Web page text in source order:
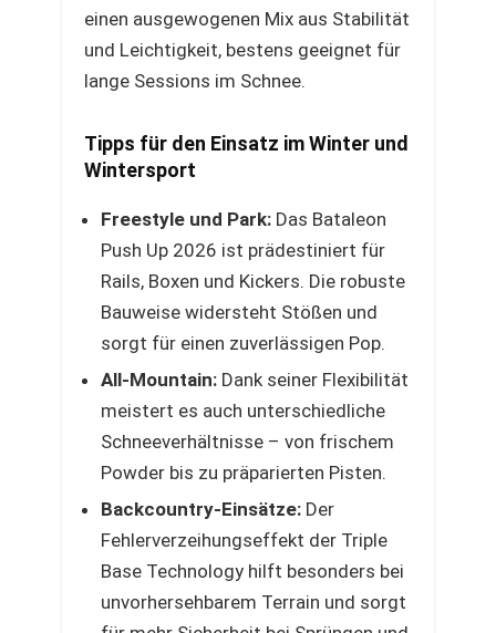
einen ausgewogenen Mix aus Stabilität
und Leichtigkeit, bestens geeignet für
lange Sessions im Schnee.
Tipps für den Einsatz im Winter und
Wintersport
Freestyle und Park: Das Bataleon
Push Up 2026 ist prädestiniert für
Rails, Boxen und Kickers. Die robuste
Bauweise widersteht Stößen und
sorgt für einen zuverlässigen Pop.
All-Mountain: Dank seiner Flexibilität
meistert es auch unterschiedliche
Schneeverhältnisse – von frischem
Powder bis zu präparierten Pisten.
Backcountry-Einsätze: Der
Fehlerverzeihungseffekt der Triple
Base Technology hilft besonders bei
unvorhersehbarem Terrain und sorgt